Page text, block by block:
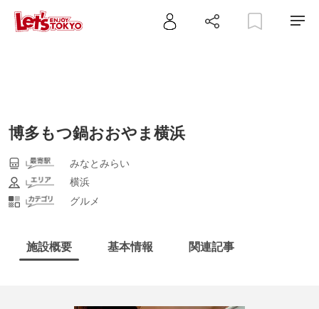
博多もつ鍋おおやま横浜
みなとみらい
横浜
グルメ
施設概要 基本情報 関連記事